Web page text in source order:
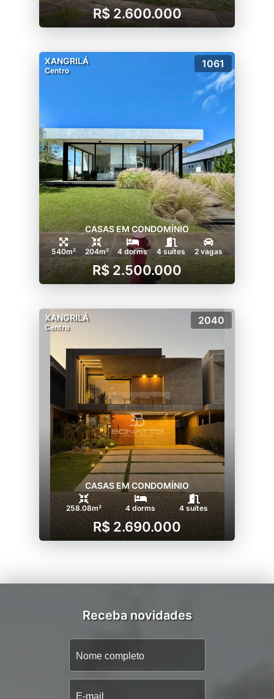
R$ 2.600.000
XANGRILÁ
Centro
1061
CASAS EM CONDOMÍNIO
540m² 204m² 4 dorms 4 suítes 2 vagas
R$ 2.500.000
XANGRILÁ
Centro
2040
CASAS EM CONDOMÍNIO
258.08m² 4 dorms 4 suítes
R$ 2.690.000
Receba novidades